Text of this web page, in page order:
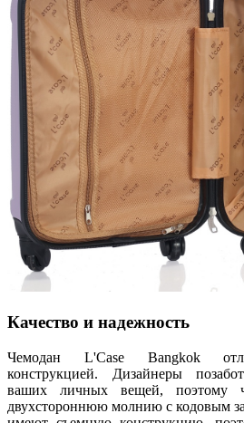
Качество и надежность
Чемодан L'Case Bangkok
конструкцией. Дизайнеры
ваших личных вещей, поэтому
двухстороннюю молнию с кодовым